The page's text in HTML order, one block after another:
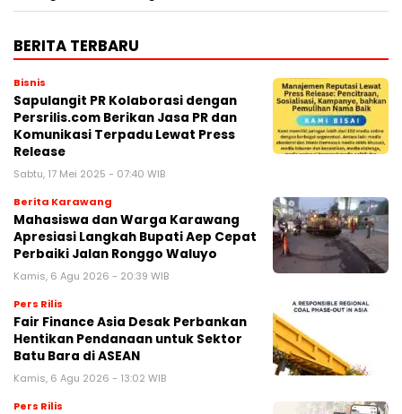
BERITA TERBARU
Bisnis
Sapulangit PR Kolaborasi dengan
Persrilis.com Berikan Jasa PR dan
Komunikasi Terpadu Lewat Press
Release
Sabtu, 17 Mei 2025 - 07:40 WIB
Berita Karawang
Mahasiswa dan Warga Karawang
Apresiasi Langkah Bupati Aep Cepat
Perbaiki Jalan Ronggo Waluyo
Kamis, 6 Agu 2026 - 20:39 WIB
Pers Rilis
Fair Finance Asia Desak Perbankan
Hentikan Pendanaan untuk Sektor
Batu Bara di ASEAN
Kamis, 6 Agu 2026 - 13:02 WIB
Pers Rilis